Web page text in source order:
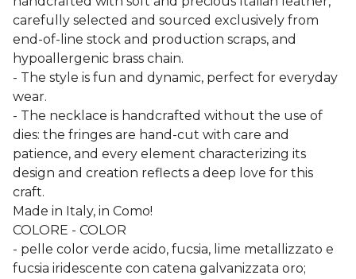
carefully selected and sourced exclusively from
end-of-line stock and production scraps, and
hypoallergenic brass chain.
- The style is fun and dynamic, perfect for everyday
wear.
- The necklace is handcrafted without the use of
dies: the fringes are hand-cut with care and
patience, and every element characterizing its
design and creation reflects a deep love for this
craft.
Made in Italy, in Como!
COLORE - COLOR
- pelle color verde acido, fucsia, lime metallizzato e
fucsia iridescente con catena galvanizzata oro;